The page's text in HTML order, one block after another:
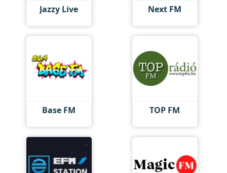
Jazzy Live Next FM
Base FM TOP FM